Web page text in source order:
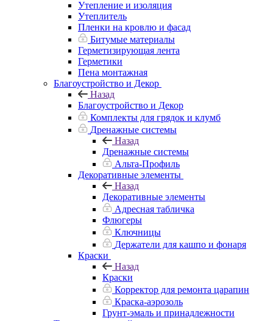
Утепление и изоляция
Утеплитель
Пленки на кровлю и фасад
Битумые материалы
Герметизирующая лента
Герметики
Пена монтажная
Благоустройство и Декор
Назад
Благоустройство и Декор
Комплекты для грядок и клумб
Дренажные системы
Назад
Дренажные системы
Альта-Профиль
Декоративные элементы
Назад
Декоративные элементы
Адресная табличка
Флюгеры
Ключницы
Держатели для кашпо и фонаря
Краски
Назад
Краски
Корректор для ремонта царапин
Краска-аэрозоль
Грунт-эмаль и принадлежности